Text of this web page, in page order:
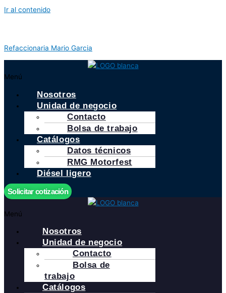
Ir al contenido
Refaccionaria Mario Garcia
Menú
Nosotros
Unidad de negocio
Contacto
Bolsa de trabajo
Catálogos
Datos técnicos
RMG Motorfest
Diésel ligero
Solicitar cotización
Menú
Nosotros
Unidad de negocio
Contacto
Bolsa de
trabajo
Catálogos